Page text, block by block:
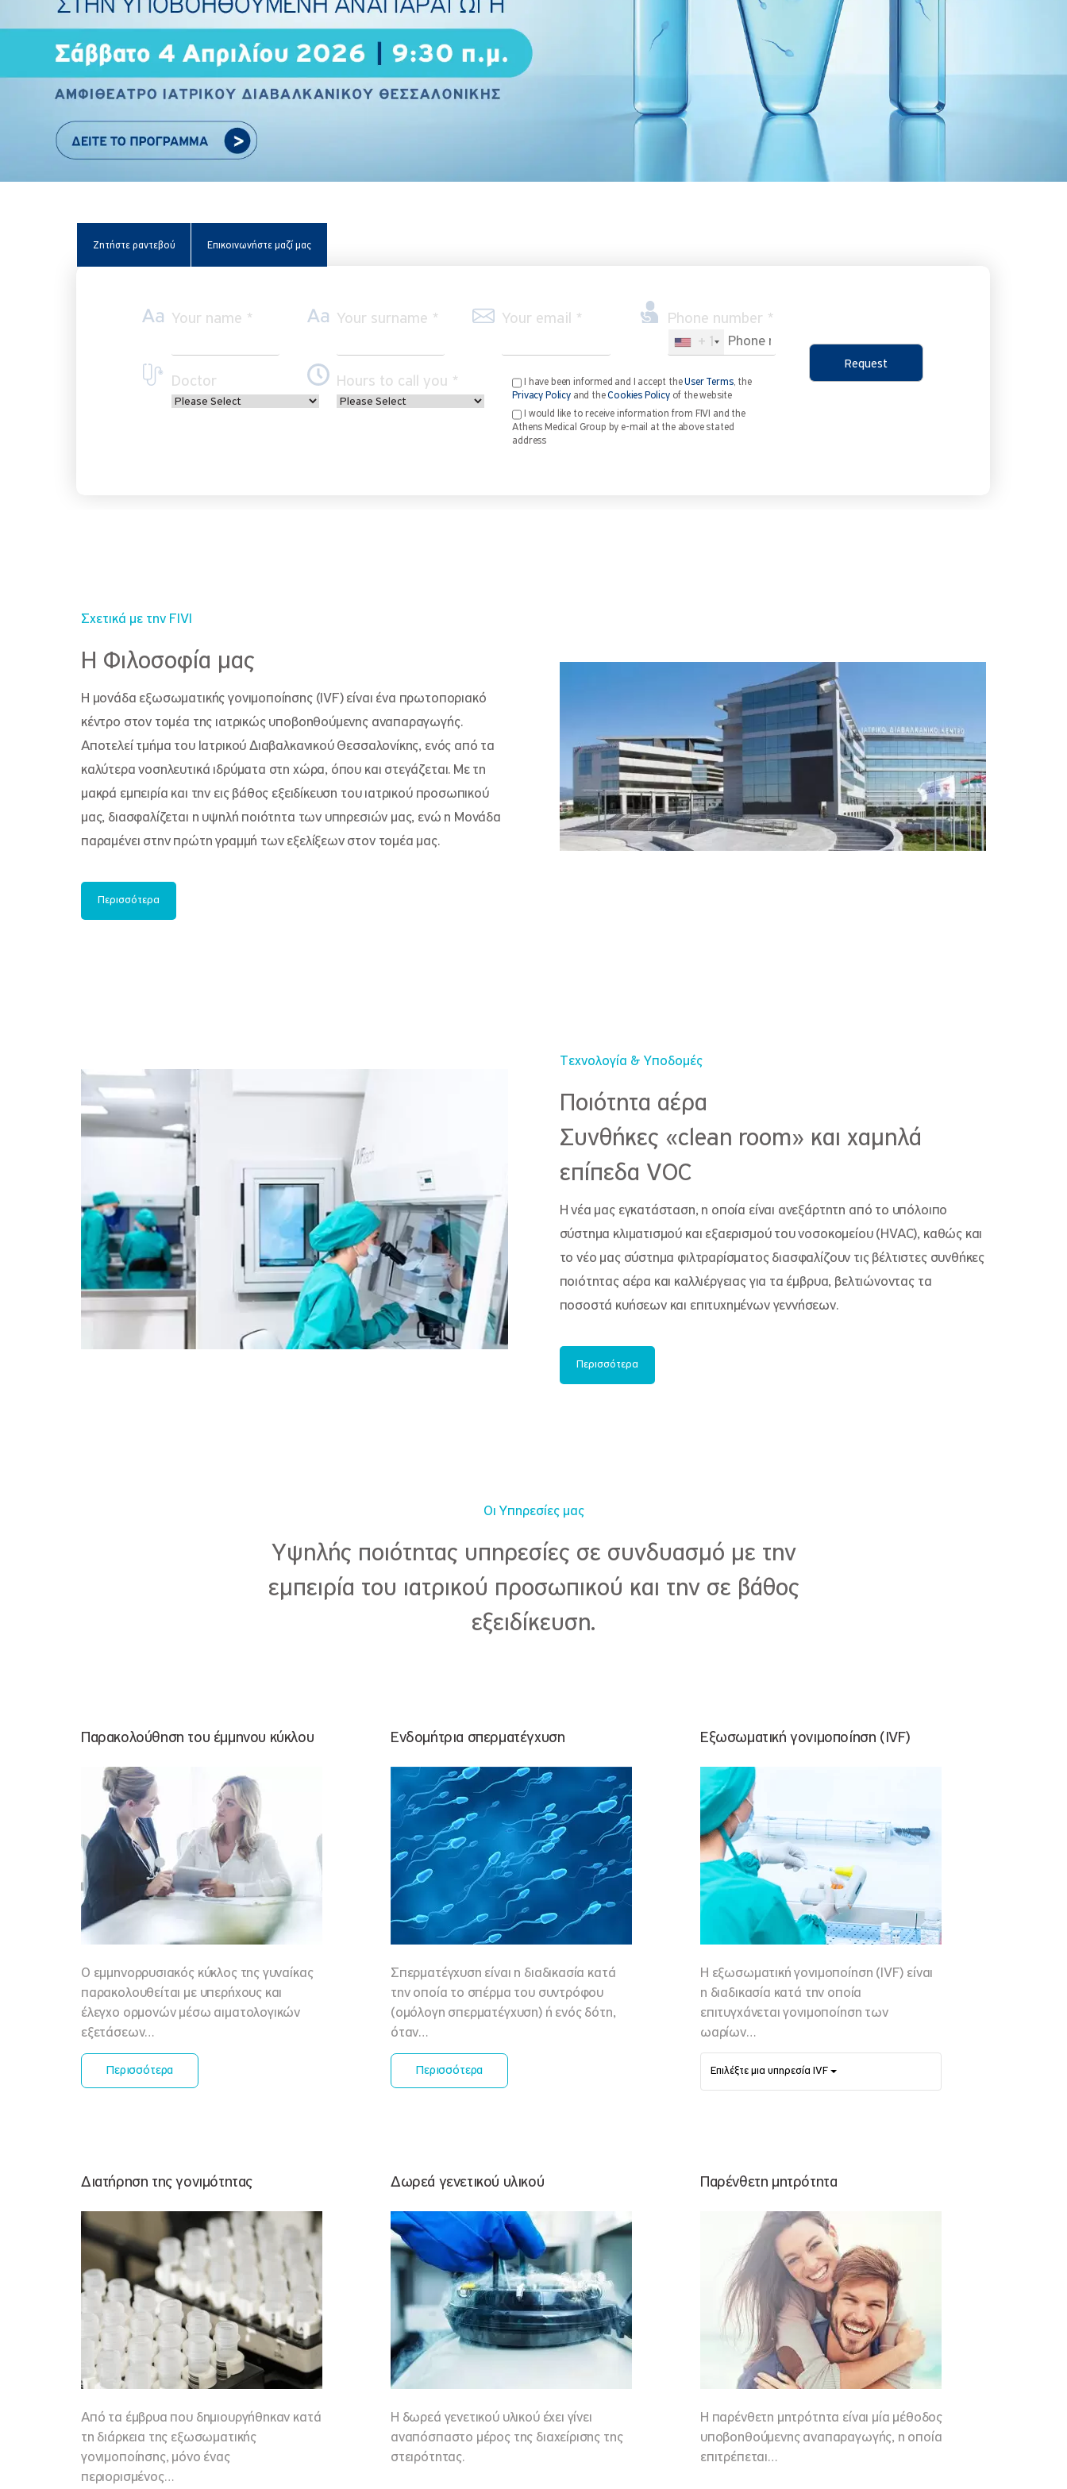
τομέα της ιατρικώς υποβοηθούμενης αναπαραγωγής.
Περισσότερα
Ζητήστε ραντεβού Επικοινωνήστε μαζί μας
Your name * Your surname * Your email *
Phone number *
+1
Doctor Hours to call you * I have been informed and I accept theUser Terms, the
Privacy Policyand theCookies Policyof the website
I would like to receive information from FIVI and the
Athens Medical Group by e-mail at the above stated
address
Σχετικά με την FIVI
H Φιλοσοφία μας
Η μονάδα εξωσωματικής γονιμοποίησης (IVF) είναι ένα πρωτοποριακό
κέντρο στον τομέα της ιατρικώς υποβοηθούμενης αναπαραγωγής.
Αποτελεί τμήμα του Ιατρικού Διαβαλκανικού Θεσσαλονίκης, ενός από τα
καλύτερα νοσηλευτικά ιδρύματα στη χώρα, όπου και στεγάζεται. Με τη
μακρά εμπειρία και την εις βάθος εξειδίκευση του ιατρικού προσωπικού
μας, διασφαλίζεται η υψηλή ποιότητα των υπηρεσιών μας, ενώ η Μονάδα
παραμένει στην πρώτη γραμμή των εξελίξεων στον τομέα μας.
Περισσότερα
Τεχνολογία & Υποδομές
Ποιότητα αέρα
Συνθήκες «clean room» και χαμηλά
επίπεδα VOC
Η νέα μας εγκατάσταση, η οποία είναι ανεξάρτητη από το υπόλοιπο
σύστημα κλιματισμού και εξαερισμού του νοσοκομείου (HVAC), καθώς και
το νέο μας σύστημα φιλτραρίσματος διασφαλίζουν τις βέλτιστες συνθήκες
ποιότητας αέρα και καλλιέργειας για τα έμβρυα, βελτιώνοντας τα
ποσοστά κυήσεων και επιτυχημένων γεννήσεων.
Περισσότερα
Οι Υπηρεσίες μας
Υψηλής ποιότητας υπηρεσίες σε συνδυασμό με την
εμπειρία του ιατρικού προσωπικού και την σε βάθος
εξειδίκευση.
Παρακολούθηση του έμμηνου κύκλου
Ο εμμηνορρυσιακός κύκλος της γυναίκας
παρακολουθείται με υπερήχους και
έλεγχο ορμονών μέσω αιματολογικών
εξετάσεων…
Περισσότερα
Ενδομήτρια σπερματέγχυση
Σπερματέγχυση είναι η διαδικασία κατά
την οποία το σπέρμα του συντρόφου
(ομόλογη σπερματέγχυση) ή ενός δότη,
όταν…
Περισσότερα
Εξωσωματική γονιμοποίηση (IVF)
Η εξωσωματική γονιμοποίηση (IVF) είναι
η διαδικασία κατά την οποία
επιτυγχάνεται γονιμοποίηση των
ωαρίων…
Επιλέξτε μια υπηρεσία IVF
Διατήρηση της γονιμότητας
Από τα έμβρυα που δημιουργήθηκαν κατά
τη διάρκεια της εξωσωματικής
γονιμοποίησης, μόνο ένας
περιορισμένος…
Δωρεά γενετικού υλικού
Η δωρεά γενετικού υλικού έχει γίνει
αναπόσπαστο μέρος της διαχείρισης της
στειρότητας.
Παρένθετη μητρότητα
Η παρένθετη μητρότητα είναι μία μέθοδος
υποβοηθούμενης αναπαραγωγής, η οποία
επιτρέπεται…